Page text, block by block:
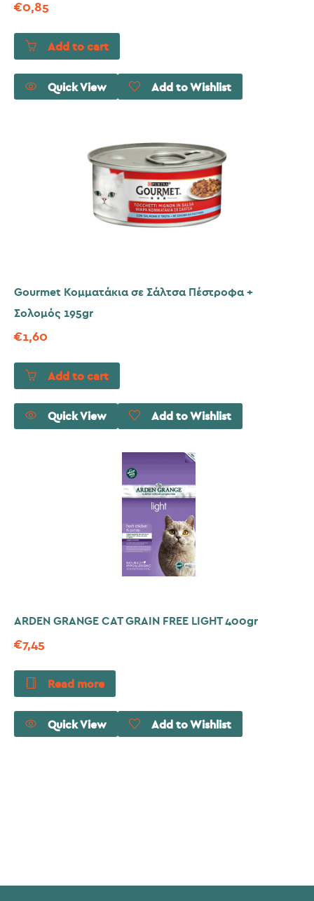
€0,85
Add to cart
Quick View Add to Wishlist
Gourmet Κομματάκια σε Σάλτσα Πέστροφα +
Σολομός 195gr
€1,60
Add to cart
Quick View Add to Wishlist
ARDEN GRANGE CAT GRAIN FREE LIGHT 400gr
€7,45
Read more
Quick View Add to Wishlist